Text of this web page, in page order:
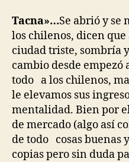
Tacna»…Se abrió y se
los chilenos, dicen
ciudad triste, sombría
cambio desde
todo a los chilenos,
le elevamos sus
mentalidad. Bien por
de mercado (algo así
de todo cosas buenas
copias pero sin duda